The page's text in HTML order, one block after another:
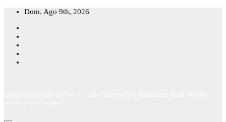
Skip
content
Dom. Ago 9th, 2026